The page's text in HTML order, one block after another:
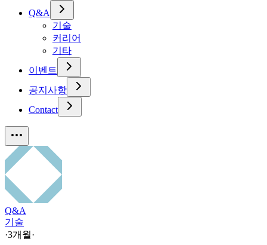
Q&A
기술
커리어
기타
이벤트
공지사항
Contact
Q&A
기술
·3개월·